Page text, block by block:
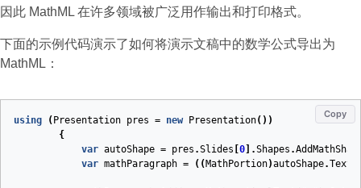
因此 MathML 在许多领域被广泛用作输出和打印格式。
下面的示例代码演示了如何将演示文稿中的数学公式导出为
MathML：
Copy
using ( Presentation pres = new Presentation())
{
var autoShape = pres .Slides 0 ].Shapes .
var mathParagraph = (( MathPortion)autoShape.